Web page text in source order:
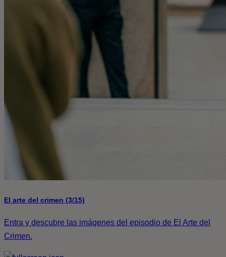
El arte del crimen (3/15)
Entra y descubre las imágenes del episodio de El Arte del
Crimen.